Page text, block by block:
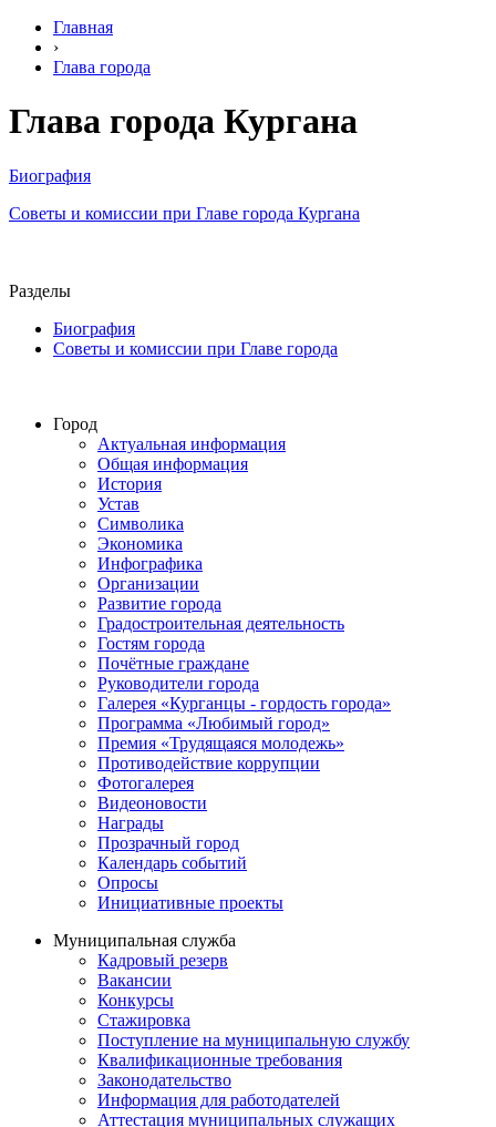
Главная
›
Глава города
Глава города Кургана
Биография
Советы и комиссии при Главе города Кургана
Разделы
Биография
Советы и комиссии при Главе города
Город
Актуальная информация
Общая информация
История
Устав
Символика
Экономика
Инфографика
Организации
Развитие города
Градостроительная деятельность
Гостям города
Почётные граждане
Руководители города
Галерея «Курганцы - гордость города»
Программа «Любимый город»
Премия «Трудящаяся молодежь»
Противодействие коррупции
Фотогалерея
Видеоновости
Награды
Прозрачный город
Календарь событий
Опросы
Инициативные проекты
Муниципальная служба
Кадровый резерв
Вакансии
Конкурсы
Стажировка
Поступление на муниципальную службу
Квалификационные требования
Законодательство
Информация для работодателей
Аттестация муниципальных служащих